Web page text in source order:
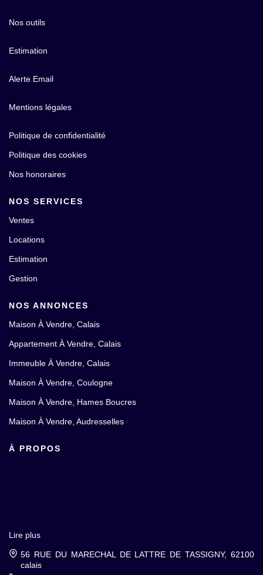
Nos outils
Estimation
Alerte Email
Mentions légales
Politique de confidentialité
Politique des cookies
Nos honoraires
NOS SERVICES
Ventes
Locations
Estimation
Gestion
NOS ANNONCES
Maison À Vendre, Calais
Appartement À Vendre, Calais
Immeuble À Vendre, Calais
Maison À Vendre, Coulogne
Maison À Vendre, Hames Boucres
Maison À Vendre, Audresselles
À PROPOS
Lire plus
56 RUE DU MARECHAL DE LATTRE DE TASSIGNY, 62100
calais